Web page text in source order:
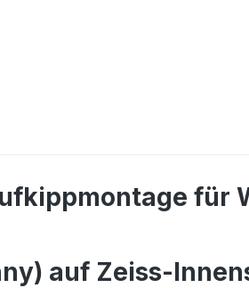
für
auf Zeiss-